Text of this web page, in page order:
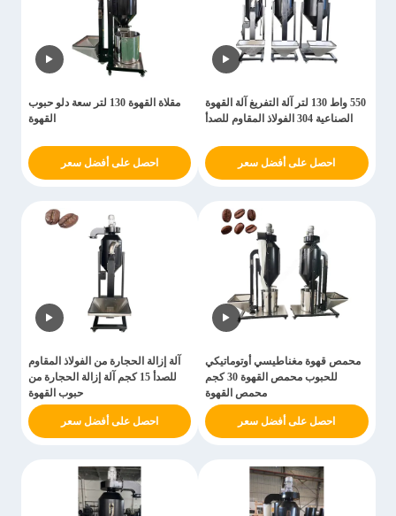
550 واط 130 لتر آلة التفريغ آلة القهوة
الصناعية 304 الفولاذ المقاوم للصدأ
احصل على أفضل سعر
مقلاة القهوة 130 لتر سعة دلو حبوب
القهوة
احصل على أفضل سعر
محمص قهوة مغناطيسي أوتوماتيكي
للحبوب محمص القهوة 30 كجم
محمص القهوة
احصل على أفضل سعر
آلة إزالة الحجارة من الفولاذ المقاوم
للصدأ 15 كجم آلة إزالة الحجارة من
حبوب القهوة
احصل على أفضل سعر